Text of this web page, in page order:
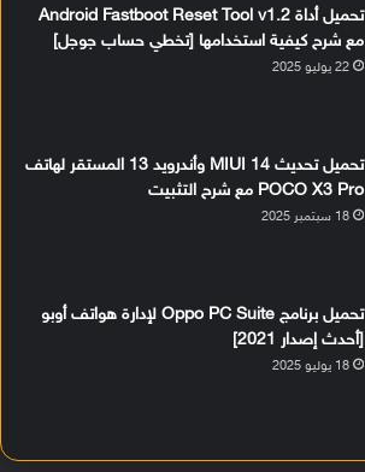
تحميل أداة Android Fastboot Reset Tool v1.2
مع شرح كيفية استخدامها [تخطي حساب جوجل]
22 يوليو 2025
تحميل تحديث MIUI 14 وأندرويد 13 المستقر لهاتف
POCO X3 Pro مع شرح التثبيت
18 سبتمبر 2025
تحميل برنامج Oppo PC Suite لإدارة هواتف أوبو
[أحدث إصدار 2021]
18 يوليو 2025